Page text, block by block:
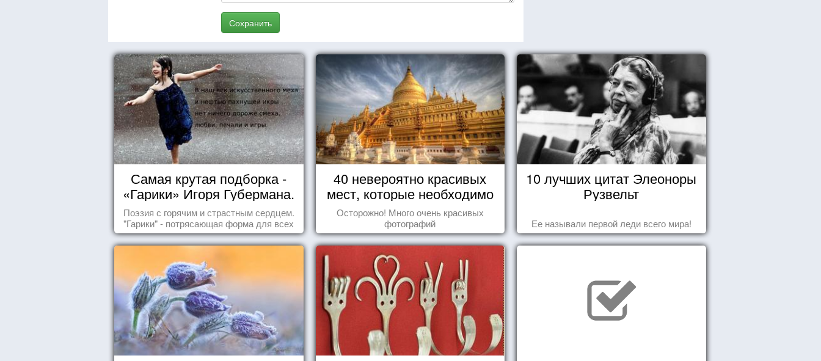
Сохранить
Самая крутая подборка -
«Гарики» Игоря Губермана.
Читайте, получайте
удовольствие!
Поэзия с горячим и страстным сердцем.
"Гарики" - потрясающая форма для всех
случаев жизни.
40 невероятно красивых
мест, которые необходимо
увидеть пока вы живы
Осторожно! Много очень красивых
фотографий
10 лучших цитат Элеоноры
Рузвельт
Ее называли первой леди всего мира!